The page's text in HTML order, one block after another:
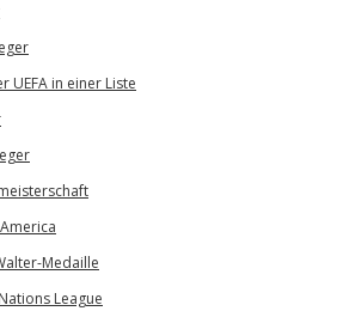
UEFA in einer Liste
Medaille
League